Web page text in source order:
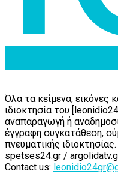
Όλα τα κείμενα, εικόνες
ιδιοκτησία του
αναπαραγωγή ή
έγγραφη συγκατάθεση,
πνευματικής
spetses24.gr /
Contact us: